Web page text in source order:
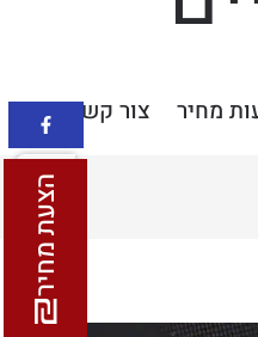
הצעת מחיר
מחיר צור קשר